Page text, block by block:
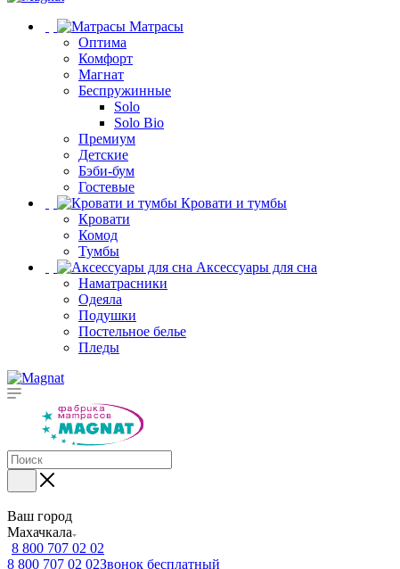
Матрасы
Оптима
Комфорт
Магнат
Беспружинные
Solo
Solo Bio
Премиум
Детские
Бэби-бум
Гостевые
Кровати и тумбы
Кровати
Комод
Тумбы
Аксессуары для сна
Наматрасники
Одеяла
Подушки
Постельное белье
Пледы
Ваш город
Махачкала
8 800 707 02 02
8 800 707 02 02Звонок бесплатный